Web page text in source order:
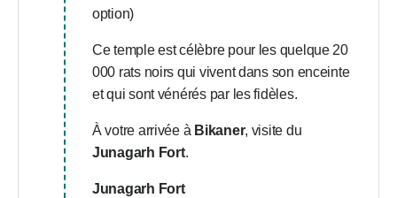
option)
Ce temple est célèbre pour les quelque 20
000 rats noirs qui vivent dans son enceinte
et qui sont vénérés par les fidèles.
À votre arrivée à Bikaner, visite du
Junagarh Fort.
Junagarh Fort